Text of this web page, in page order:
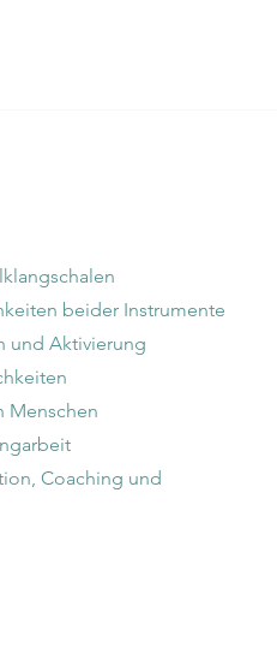
beider Instrumente
und Aktivierung
Menschen
Coaching und